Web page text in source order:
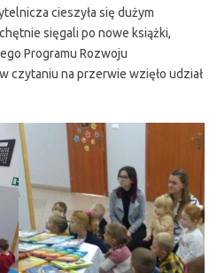
cieszyła się dużym
sięgali po nowe książki,
Programu Rozwoju
czytaniu na przerwie wzięło udział